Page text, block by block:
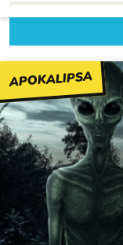
APOKALIPSA